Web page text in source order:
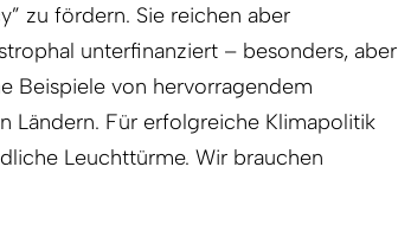
zu fördern. Sie reichen aber
unterfinanziert – besonders, aber
Beispiele von hervorragendem
Ländern. Für erfolgreiche Klimapolitik
Leuchttürme. Wir brauchen